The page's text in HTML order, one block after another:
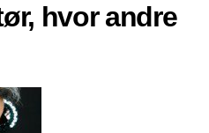
hvor andre